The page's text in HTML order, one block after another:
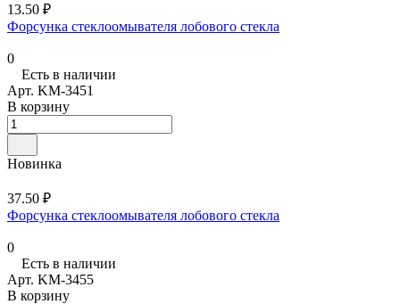
13.50 ₽
Форсунка стеклоомывателя лобового стекла
0
Есть в наличии
Арт. KM-3451
В корзину
Новинка
37.50 ₽
Форсунка стеклоомывателя лобового стекла
0
Есть в наличии
Арт. KM-3455
В корзину